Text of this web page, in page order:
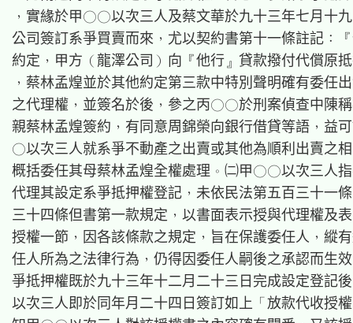
，實緣於甲○○以次三人及蔡文華於九十三年七月十
公司簽訂系爭買賣而來，尤以契約書第十一條註記：
約定，甲方（龍澤公司）向『他行』貸款撥付代償原
，蔡林孟煌並於其他約定第三款中特別聲明確有委任
之代理權，並簽名於後，參之丙○○於刑案偵查中陳
親蔡林孟煌簽約，有同意周錦榮向銀行借貸等語，益
○以次三人就系爭不動產之出賣或其他為順利出賣之
概括委任其母蔡林孟煌全權處理。㈡甲○○以次三人
代理其設定系爭抵押權登記，未依民法第五百三十一
三十四條但書第一款規定，以書面表示授與代理權及
授權一節，因各該條款之規定，旨在保護委任人，縱
任人所為之法律行為，仍得因委任人嗣後之承認而生
爭抵押權既於九十三年十二月二十三日完成設定登記
以次三人即於同年月二十四日簽訂如上「放款代收授